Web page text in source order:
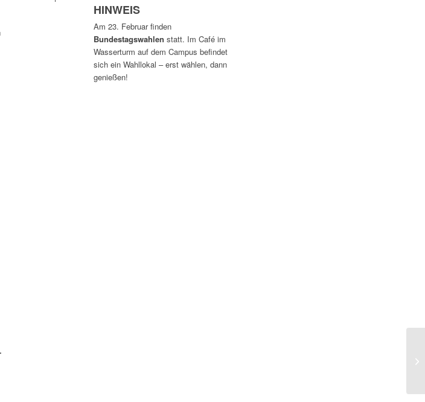
HINWEIS
Am 23. Februar finden
Bundestagswahlen statt. Im Café im
Wasserturm auf dem Campus befindet
sich ein Wahllokal – erst wählen, dann
genießen!